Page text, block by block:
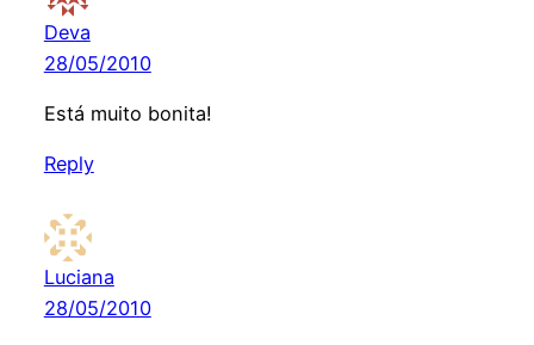
Deva
28/05/2010
Está muito bonita!
Reply
Luciana
28/05/2010